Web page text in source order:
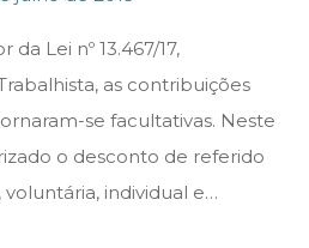
Lei nº 13.467/17,
as contribuições
se facultativas. Neste
o desconto de referido
individual e…